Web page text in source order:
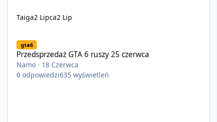
Taiga2 Lipca2 Lip
gta6
Przedsprzedaż GTA 6 ruszy 25 czerwca
Namo · 18 Czerwca
0 odpowiedzi635 wyświetleń